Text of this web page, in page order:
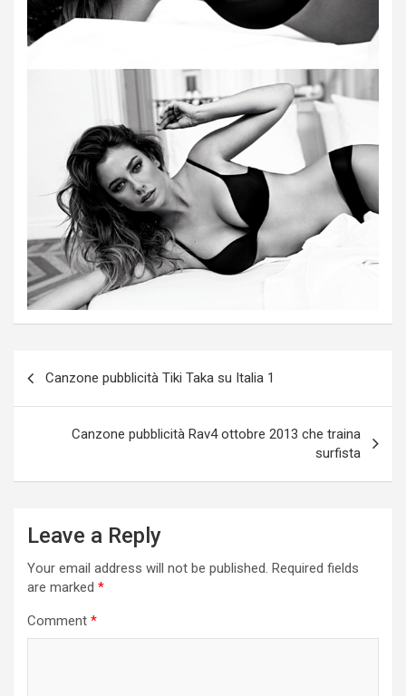
navigation
Canzone pubblicità Tiki Taka su Italia 1
Canzone pubblicità Rav4 ottobre 2013 che traina
surfista
Leave a Reply
Your email address will not be published. Required fields
are marked *
Comment *